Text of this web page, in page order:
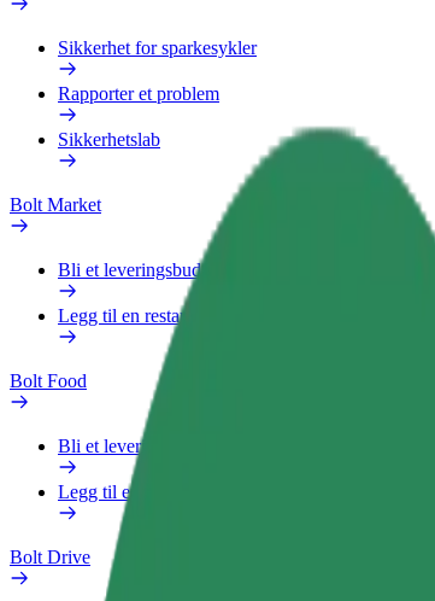
Sikkerhet for sparkesykler
Rapporter et problem
Sikkerhetslab
Bolt Market
Bli et leveringsbud
Legg til en restaurant eller butikk
Bolt Food
Bli et leveringsbud
Legg til en restaurant eller butikk
Bolt Drive